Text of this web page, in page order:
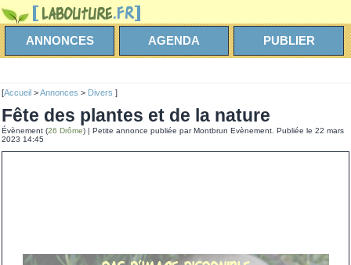
ANNONCES AGENDA PUBLIER
[Accueil >Annonces > Divers ]
Fête des plantes et de la nature
Évènement (26 Drôme) | Petite annonce publiée par Montbrun Evènement. Publiée le 22 mars
2023 14:45